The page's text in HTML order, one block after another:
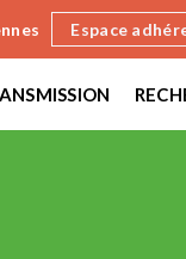
Espace